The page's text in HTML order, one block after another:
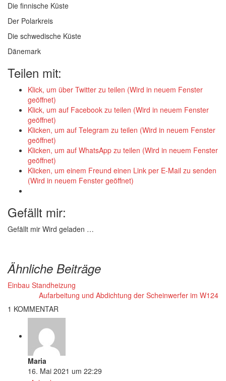
Die finnische Küste
Der Polarkreis
Die schwedische Küste
Dänemark
Teilen mit:
Klick, um über Twitter zu teilen (Wird in neuem Fenster
geöffnet)
Klick, um auf Facebook zu teilen (Wird in neuem Fenster
geöffnet)
Klicken, um auf Telegram zu teilen (Wird in neuem Fenster
geöffnet)
Klicken, um auf WhatsApp zu teilen (Wird in neuem Fenster
geöffnet)
Klicken, um einem Freund einen Link per E-Mail zu senden
(Wird in neuem Fenster geöffnet)
Gefällt mir:
Gefällt mir Wird geladen …
Ähnliche Beiträge
Einbau Standheizung
Aufarbeitung und Abdichtung der Scheinwerfer im W124
1 KOMMENTAR
Maria
16. Mai 2021 um 22:29